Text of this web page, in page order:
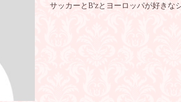
サッカーとB'zとヨーロッパが好きな